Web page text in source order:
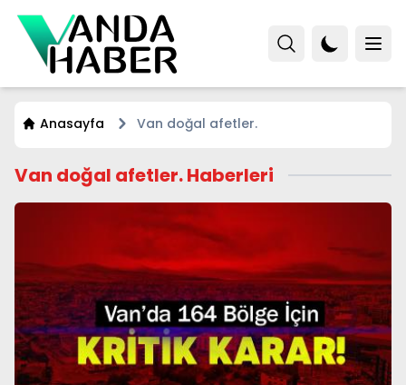
Anasayfa Van doğal afetler.
Van doğal afetler. Haberleri